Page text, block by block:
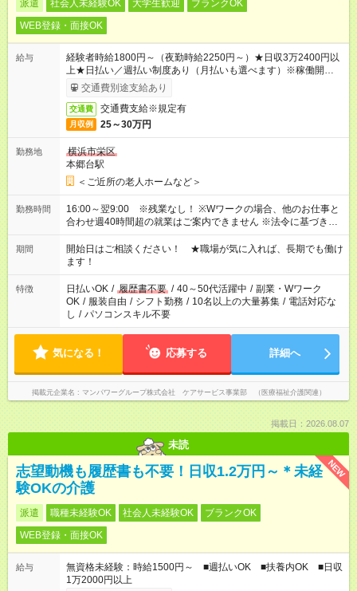
派遣 社会人未経験OK 大学生歓迎
ブランクOK
WEB登録・面接OK
給与
経験者時給1800円～（夜勤時給2250円～）★日収3万2400円以
上★日払い／週払い制度あり（月払いも選べます）※稼働開始時
は手続き完了次第のお支払いとなります。
交通費別途支給あり
交通費 交通費支給※規定有
月収例 25～30万円
勤務地
横浜市栄区
本郷台駅
＜ご近所の老人ホームなど＞
勤務時間
16:00～翌9:00 ※残業なし！ ※Wワークの場合、他のお仕事と
合わせ週40時間超の就業はご案内できません ※法令に基づき、
週20時間以上勤務は社会保険への加入対象となります ※労働者
派遣法（日雇い派遣の原則禁止）により、短時間・短期間の就
業はご案内が難しい場合があります
期間
開始日はご相談ください！ ★職場が気に入れば、長期でも働け
ます！
特徴 日払いOK / 履歴書不要 / 40～50代活躍中 / 副業・Wワーク
OK / 服装自由 / シフト勤務 / 10名以上の大量募集 / 電話対応な
し / パソコンスキル不要
気になる！ 応募する 詳細へ
掲載元企業名 マンパワーグループ株式会社 ケアサービス事業部 （医療福祉介護関連）
掲載日：2026.08.07
未読
NEW
志望動機も履歴書も不要！日収1.2万円～＊未経
験OKの介護
派遣 職種未経験OK 社会人未経験OK
ブランクOK
WEB登録・面接OK
給与
無資格未経験：時給1500円～ ■週払いOK ■扶養内OK ■日収
1万2000円以上